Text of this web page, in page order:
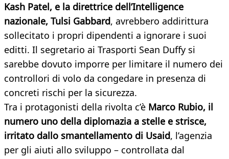
Kash Patel, e la direttrice dell’Intelligence
nazionale, Tulsi Gabbard, avrebbero addirittura
sollecitato i propri dipendenti a ignorare i suoi
editti. Il segretario ai Trasporti Sean Duffy si
sarebbe dovuto imporre per limitare il numero dei
controllori di volo da congedare in presenza di
concreti rischi per la sicurezza.
Tra i protagonisti della rivolta c’è Marco Rubio, il
numero uno della diplomazia a stelle e strisce,
irritato dallo smantellamento di Usaid, l’agenzia
per gli aiuti allo sviluppo – controllata dal